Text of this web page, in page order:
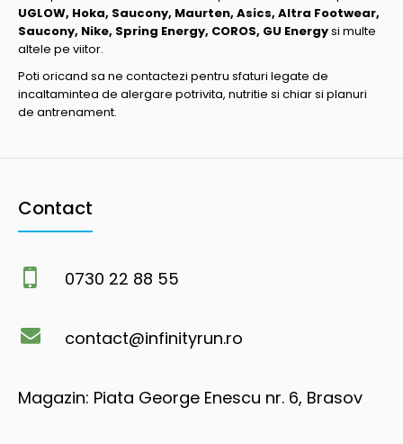
UGLOW, Hoka, Saucony, Maurten, Asics, Altra Footwear,
Saucony, Nike, Spring Energy, COROS, GU Energysi multe
altele pe viitor.
Poti oricand sa ne contactezi pentru sfaturi legate de
incaltamintea de alergare potrivita, nutritie si chiar si planuri
de antrenament.
Contact
0730 22 88 55
contact@infinityrun.ro
Magazin: Piata George Enescu nr. 6, Brasov